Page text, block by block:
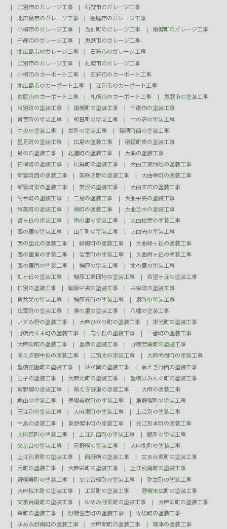
江別市のガレージ工事
石狩市のガレージ工事
北広島市のガレージ工事
恵庭市のガレージ工事
小樽市のガレージ工事
当別町のガレージ工事
南幌町のガレージ工事
千歳市のガレージ工事
恵庭市のガレージ工事
北広島市のガレージ工事
石狩市のガレージ工事
江別市のガレージ工事
札幌市のガレージ工事
小樽市のカーポート工事
石狩市のカーポート工事
北広島市のカーポート工事
江別市のカーポート工事
恵庭市のカーポート工事
札幌市のカーポート工事
恵庭市の塗装工事
当別町の塗装工事
南幌町の塗装工事
千歳市の塗装工事
青葉町の塗装工事
朝日町の塗装工事
中の沢の塗装工事
中央の塗装工事
栄町の塗装工事
稲穂町西の塗装工事
里見町の塗装工事
広島の塗装工事
稲穂町東の塗装工事
島松の塗装工事
北進町の塗装工事
大曲の塗装工事
白樺町の塗装工事
松葉町の塗装工事
大曲工業団地の塗装工事
新富町西の塗装工事
美咲き野の塗装工事
大曲幸町の塗装工事
新富町東の塗装工事
美沢の塗装工事
大曲末広の塗装工事
高台町の塗装工事
三島の塗装工事
大曲中央の塗装工事
輝美町の塗装工事
南町の塗装工事
大曲並木の塗装工事
富ヶ丘の塗装工事
南の里の塗装工事
大曲柏葉の塗装工事
西の里の塗装工事
山手町の塗装工事
大曲光の塗装工事
西の里北の塗装工事
緑陽町の塗装工事
大曲緑ヶ丘の塗装工事
西の里東の塗装工事
若葉町の塗装工事
大曲南ヶ丘の塗装工事
西の里南の塗装工事
輪厚の塗装工事
北の里の塗装工事
虹ヶ丘の塗装工事
輪厚工業団地の塗装工事
希望ヶ丘の塗装工事
仁別の塗装工事
輪厚中央の塗装工事
共栄町の塗装工事
東共栄の塗装工事
輪厚元町の塗装工事
泉町の塗装工事
広葉町の塗装工事
東の里の塗装工事
八幡の塗装工事
いずみ野の塗装工事
大麻ひかり町の塗装工事
東光町の塗装工事
野幌代々木町の塗装工事
向ヶ丘の塗装工事
一番町の塗装工事
大麻東町の塗装工事
豊幌の塗装工事
野幌若葉町の塗装工事
萌えぎ野中央の塗装工事
江別太の塗装工事
大麻南樹町の塗装工事
豊幌花園町の塗装工事
萩が岡の塗装工事
萌えぎ野西の塗装工事
王子の塗装工事
大麻元町の塗装工事
豊幌はみんぐ町の塗装工事
東野幌の塗装工事
萌えぎ野東の塗装工事
大麻の塗装工事
角山の塗装工事
豊幌美咲町の塗装工事
東野幌町の塗装工事
元江別の塗装工事
大麻泉町の塗装工事
上江別の塗装工事
中島の塗装工事
東野幌本町の塗装工事
元江別本町の塗装工事
大麻扇町の塗装工事
上江別西町の塗装工事
錦町の塗装工事
文京台の塗装工事
元野幌の塗装工事
大麻北町の塗装工事
上江別東町の塗装工事
西野幌の塗装工事
文京台東町の塗装工事
元町の塗装工事
大麻栄町の塗装工事
上江別南町の塗装工事
野幌寿町の塗装工事
文京台緑町の塗装工事
弥生町の塗装工事
大麻桜木町の塗装工事
工栄町の塗装工事
野幌末広町の塗装工事
文京台南町の塗装工事
ゆめみ野東町の塗装工事
大麻沢町の塗装工事
幸町の塗装工事
野幌住吉町の塗装工事
牧場町の塗装工事
ゆめみ野南町の塗装工事
大麻新町の塗装工事
篠津の塗装工事